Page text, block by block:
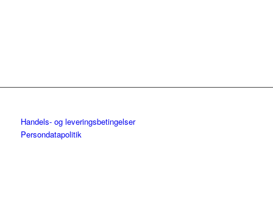
Handels- og leveringsbetingelser
Persondatapolitik